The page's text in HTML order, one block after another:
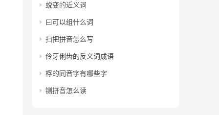
蜕变的近义词
曰可以组什么词
扫把拼音怎么写
伶牙俐齿的反义词成语
桴的同音字有哪些字
铡拼音怎么读